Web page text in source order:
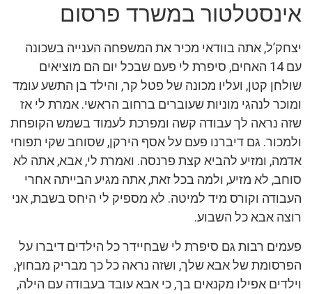
אינסטלטור במשרד פרסום
יצחק’ל, אתה בוודאי מכיר את המשפחה הענייה בשכונה
עם 14 האחים, סיפרת לי פעם שבכל יום הם מוציאים
שולחן קטן, ועליו מכונה של פטל קר, והילד בן התשע עומד
ומוכר לנהגי מוניות שעוברים ברחוב הראשי. אמרת לי אז
שזה נראה לך עבודה קשה ומפרכת לעמוד בשמש הקופחת
ולמכור. גם דיברנו פעם על אסף הירקן, שסוחב שקי תפוחי
אדמה, ומזיע להביא קצת פרנסה. ואמרת לי, אבא, אתה לא
סוחב, לא מזיע, ולמה בכל זאת, אתה מגיע הבייתה אחרי
העבודה וקורס מיד למיטה. לא מספיק לי היחס בשבת, אני
רוצה אבא כל השבוע.
פעמים רבות גם סיפרת לי שבחיידר כל הילדים דיברו על
הפרסומת של אבא שלך, ושזה נראה כל כך מבריק מבחוץ,
וילדים אפילו מקנאים בך, כי אבא עובד בעבודה עם הילה,